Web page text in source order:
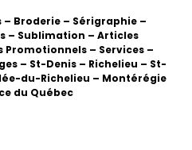
Broderie – Sérigraphie –
– Sublimation – Articles
– Services –
– St-Denis – Richelieu – St-
du-Richelieu – Montérégie
du Québec